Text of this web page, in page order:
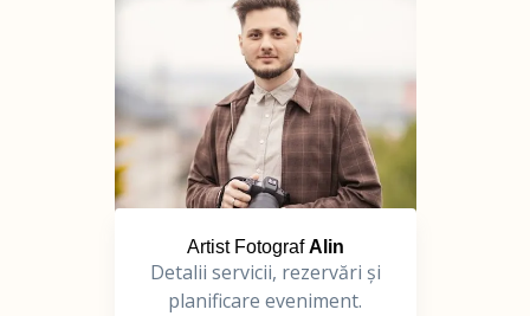
Artist FotografAlin
Detalii servicii, rezervări și
planificare eveniment.